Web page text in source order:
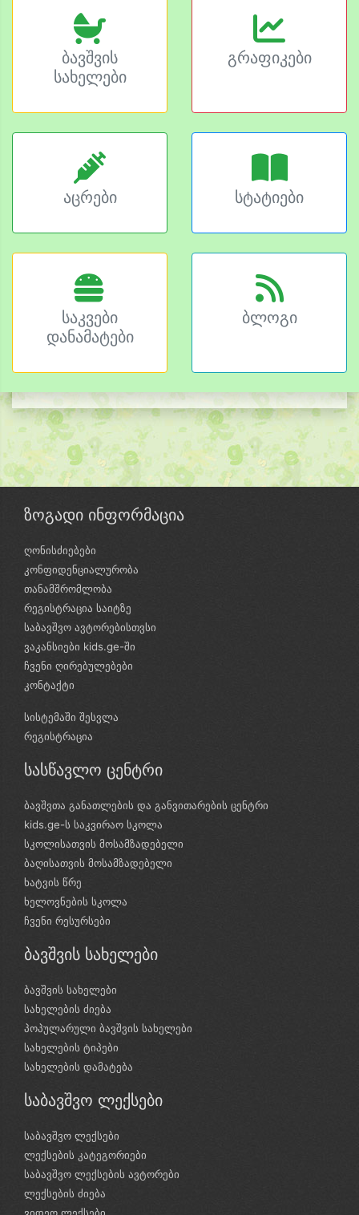
ბავშვის
სახელები
გრაფიკები
აცრები სტატიები
საკვები
დანამატები
ბლოგი
ზოგადი ინფორმაცია
ღონისძიებები
კონფიდენციალურობა
თანამშრომლობა
რეგისტრაცია საიტზე
საბავშვო ავტორებისთვსი
ვაკანსიები kids.ge-ში
ჩვენი ღირებულებები
კონტაქტი
სისტემაში შესვლა
რეგისტრაცია
სასწავლო ცენტრი
ბავშვთა განათლების და განვითარების ცენტრი
kids.ge-ს საკვირაო სკოლა
სკოლისათვის მოსამზადებელი
ბაღისათვის მოსამზადებელი
ხატვის წრე
ხელოვნების სკოლა
ჩვენი რესურსები
ბავშვის სახელები
ბავშვის სახელები
სახელების ძიება
პოპულარული ბავშვის სახელები
სახელების ტიპები
სახელების დამატება
საბავშვო ლექსები
საბავშვო ლექსები
ლექსების კატეგორიები
საბავშვო ლექსების ავტორები
ლექსების ძიება